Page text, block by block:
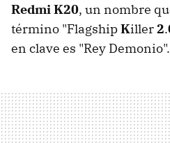
Redmi K20, un nombre
término "FlagshipKiller2.
en clave es "Rey Demonio".